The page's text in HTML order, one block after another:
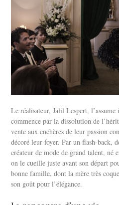
Le réalisateur, Jalil Lespert,
commence par la dissolution de
vente aux enchères de leur passion
décoré leur foyer. Par un flash-back,
créateur de mode de grand talent,
on le cueille juste avant son départ
bonne famille, dont la mère très
son goût pour l’élégance.